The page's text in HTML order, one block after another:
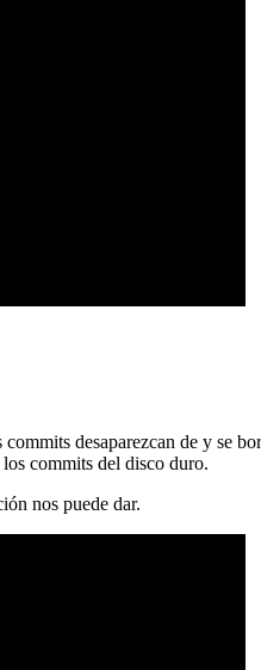
desaparezcan de y se
commits del disco duro.
nos puede dar.